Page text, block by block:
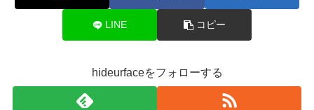
LINE コピー
hideurfaceをフォローする